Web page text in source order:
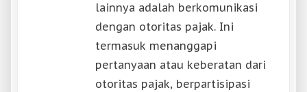
lainnya adalah berkomunikasi
dengan otoritas pajak. Ini
termasuk menanggapi
pertanyaan atau keberatan dari
otoritas pajak, berpartisipasi